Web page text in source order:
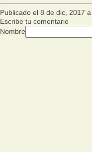
Publicado el 8 de dic, 2017
Escribe tu comentario
Nombre